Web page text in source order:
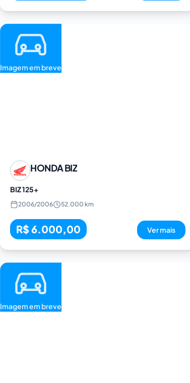
Imagem em breve
HONDABIZ
BIZ 125+
2006/2006 52.000 km
R$ 6.000,00 Ver mais
Imagem em breve